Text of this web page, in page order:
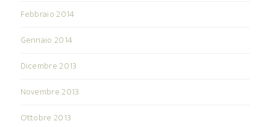
Febbraio 2014
Gennaio 2014
Dicembre 2013
Novembre 2013
Ottobre 2013